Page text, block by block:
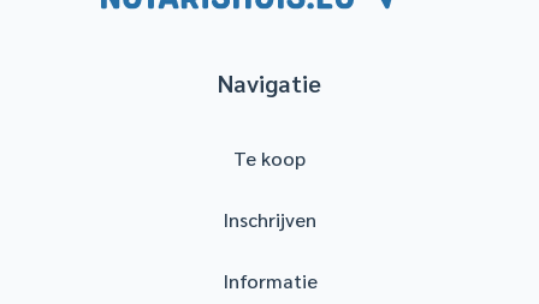
Navigatie
Te koop
Inschrijven
Informatie